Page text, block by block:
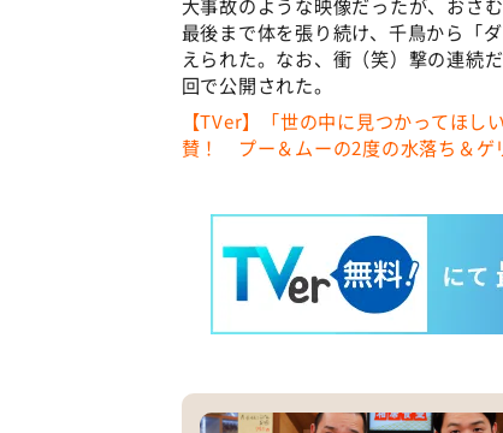
最後まで体を張り続け、千鳥から「
えられた。なお、衝（笑）撃の連続
回で公開された。
【TVer】「世の中に⾒つかってほ
賛！ プー＆ムーの2度の水落ち＆ゲ